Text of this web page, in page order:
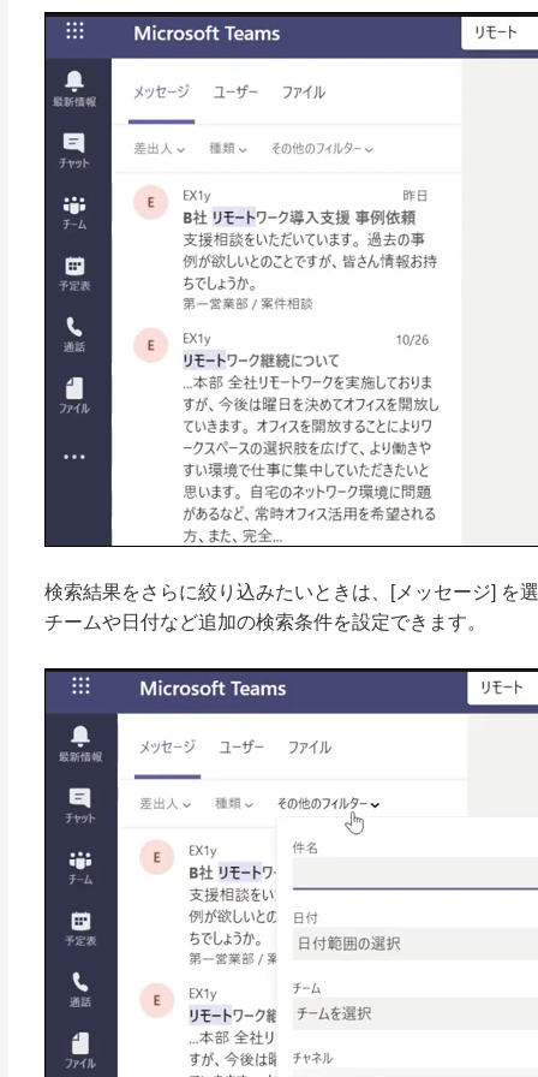
検索結果をさらに絞り込みたいときは、[メッセージ] を
チームや日付など追加の検索条件を設定できます。